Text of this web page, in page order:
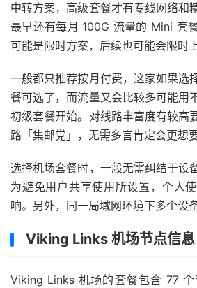
中转方案，高级套餐才有专线网络和
最早还有每月 100G 流量的 Mini 套
可能是限时方案，后续也可能会限时
一般都只推荐按月付费，这家如果选
餐可选了，而流量又会比较多可能用
初级套餐开始。对线路丰富度有较高
路「集邮党」，无需多言肯定会更想
选择机场套餐时，一般无需纠结于设
为避免用户共享使用所设置，个人
响。另外，同一局域网环境下多个设
Viking Links 机场节点信息
Viking Links 机场的套餐包含 77